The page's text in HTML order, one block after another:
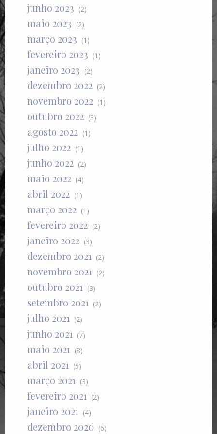
junho 2023 (2)
maio 2023 (2)
março 2023 (1)
fevereiro 2023 (1)
janeiro 2023 (2)
dezembro 2022 (2)
novembro 2022 (1)
outubro 2022 (3)
agosto 2022 (1)
julho 2022 (1)
junho 2022 (2)
maio 2022 (4)
abril 2022 (1)
março 2022 (1)
fevereiro 2022 (2)
janeiro 2022 (3)
dezembro 2021 (2)
novembro 2021 (2)
outubro 2021 (3)
setembro 2021 (2)
julho 2021 (2)
junho 2021 (7)
maio 2021 (8)
abril 2021 (5)
março 2021 (3)
fevereiro 2021 (2)
janeiro 2021 (4)
dezembro 2020 (6)